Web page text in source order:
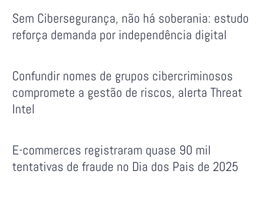
Sem Cibersegurança, não há soberania: estudo
reforça demanda por independência digital
Confundir nomes de grupos cibercriminosos
compromete a gestão de riscos, alerta Threat
Intel
E-commerces registraram quase 90 mil
tentativas de fraude no Dia dos Pais de 2025